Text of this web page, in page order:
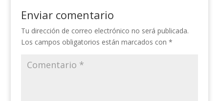
Enviar comentario
Tu dirección de correo electrónico no será publicada.
Los campos obligatorios están marcados con *